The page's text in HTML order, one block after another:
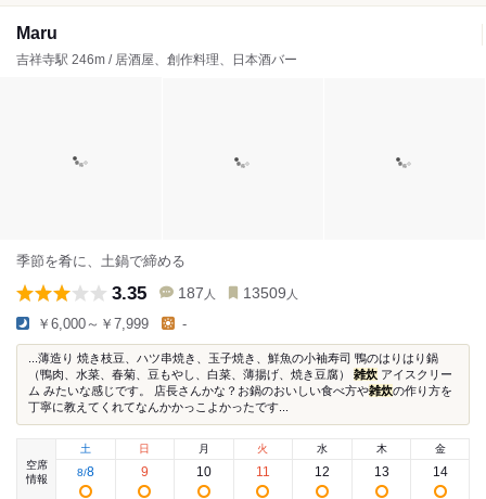
Maru
吉祥寺駅 246m / 居酒屋、創作料理、日本酒バー
季節を肴に、土鍋で締める
3.35 187 人 13509 人
￥6,000～￥7,999 -
...薄造り 焼き枝豆、ハツ串焼き、玉子焼き、鮮魚の小袖寿司 鴨のはりはり鍋
（鴨肉、水菜、春菊、豆もやし、白菜、薄揚げ、焼き豆腐） 雑炊 アイスクリー
ム みたいな感じです。 店長さんかな？お鍋のおいしい食べ方や雑炊の作り方を
丁寧に教えてくれてなんかかっこよかったです...
空席
情報
土
8/8
日
9
月
10
火
11
水
12
木
13
金
14